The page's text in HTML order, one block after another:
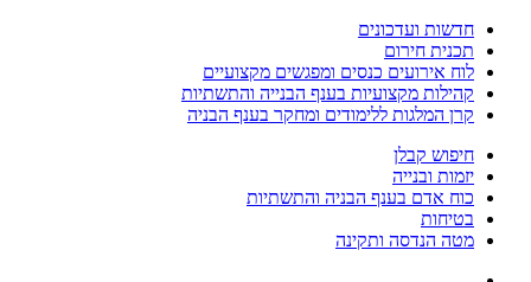
חדשות ועדכונים
תכנית חירום
לוח אירועים כנסים ומפגשים מקצועיים
קהילות מקצועיות בענף הבנייה והתשתיות
קרן המלגות ללימודים ומחקר בענף הבניה
חיפוש קבלן
יזמות ובנייה
כוח אדם בענף הבניה והתשתיות
בטיחות
מטה הנדסה ותקינה